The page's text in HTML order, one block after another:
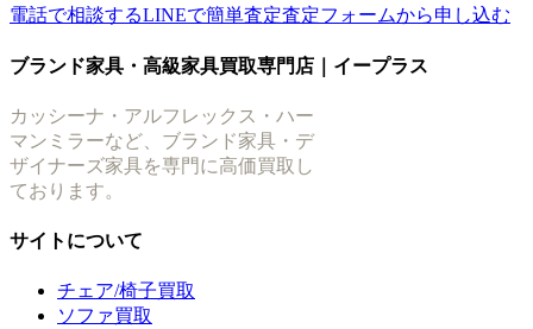
電話で相談するLINEで簡単査定査定フォームから申し込む
ブランド家具・高級家具買取専門店｜イープラス
カッシーナ・アルフレックス・ハー
マンミラーなど、ブランド家具・デ
ザイナーズ家具を専門に高価買取し
ております。
サイトについて
チェア/椅子買取
ソファ買取